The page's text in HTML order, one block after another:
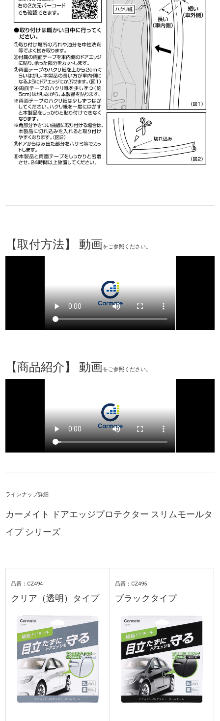
【取付方法】 動画をご参照ください。
【商品紹介】 動画をご参照ください。
ラインナップ詳細
カーメイト ドアエッジプロテクター スリムモールタ
イプ シリーズ
品番：CZ494
クリア（透明）タイプ
品番：CZ495
ブラックタイプ